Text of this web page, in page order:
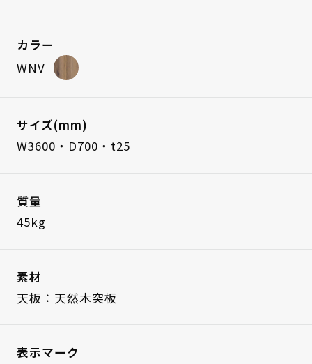
カラー
WNV
サイズ(mm)
W3600・D700・t25
質量
45kg
素材
天板：天然木突板
表示マーク